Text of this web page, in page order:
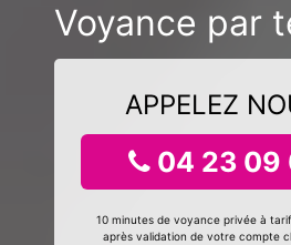
Voyance par
APPELEZ
04 23 09
10 minutes de voyance privée à
après validation de votre compte